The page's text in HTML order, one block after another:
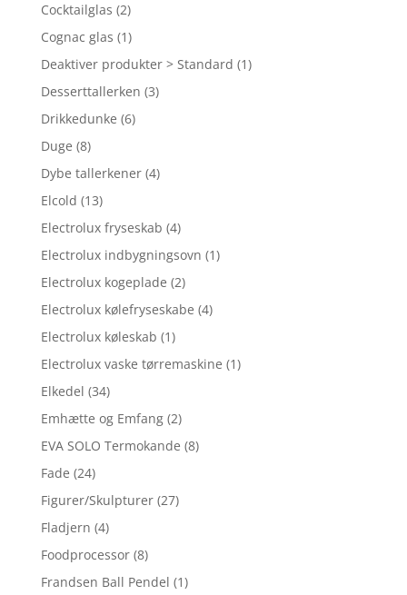
Cocktailglas (2)
Cognac glas (1)
Deaktiver produkter > Standard (1)
Desserttallerken (3)
Drikkedunke (6)
Duge (8)
Dybe tallerkener (4)
Elcold (13)
Electrolux fryseskab (4)
Electrolux indbygningsovn (1)
Electrolux kogeplade (2)
Electrolux kølefryseskabe (4)
Electrolux køleskab (1)
Electrolux vaske tørremaskine (1)
Elkedel (34)
Emhætte og Emfang (2)
EVA SOLO Termokande (8)
Fade (24)
Figurer/Skulpturer (27)
Fladjern (4)
Foodprocessor (8)
Frandsen Ball Pendel (1)